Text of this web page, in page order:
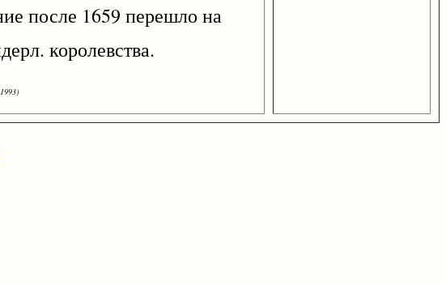
после 1659 перешло на
королевства.